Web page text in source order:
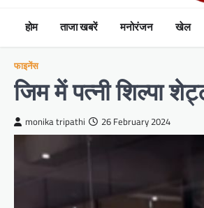
होम ताजा खबरें मनोरंजन खेल
फाइनेंस
जिम में पत्नी शिल्पा
monika tripathi 26 February 2024